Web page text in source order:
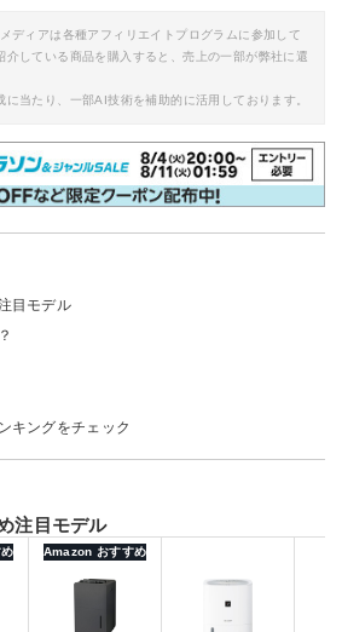
ディアは各種アフィリエイトプログラムに参加して
介している商品を購入すると、売上の一部が弊社に還
当たり、一部AI技術を補助的に活用しております。
目モデル
キングをチェック
注目モデル
Amazon おすすめ